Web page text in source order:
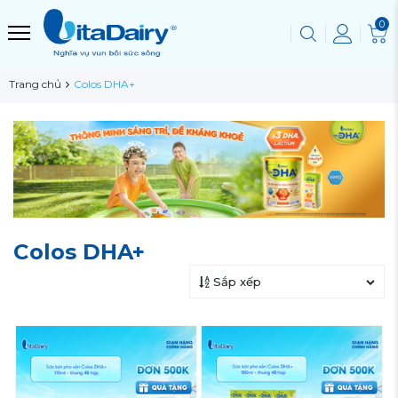
0
Trang chủ Colos DHA+
Colos DHA+
Sắp xếp